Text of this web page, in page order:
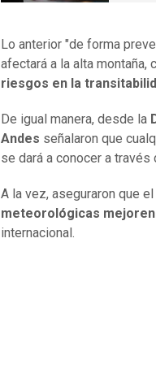
Lo anterior "de forma
afectará a la alta montaña,
riesgos en la
De igual manera, desde la
Andes señalaron que
se dará a conocer a través
A la vez, aseguraron que
meteorológicas mejoren
internacional.